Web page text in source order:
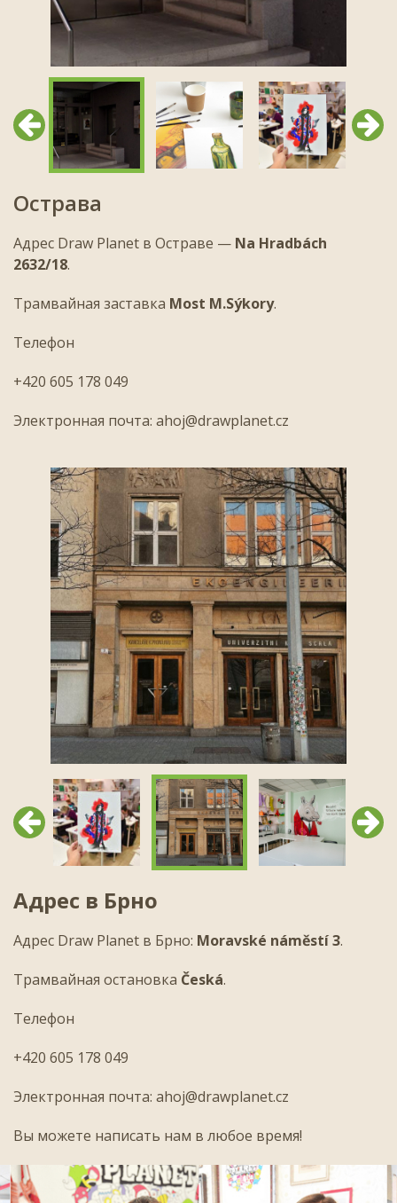
Предыдущий
Острава
Адрес Draw Planet в Остраве — Na Hradbách
2632/18.
Трамвайная заставка Most M.Sýkory.
Телефон
+420 605 178 049
Электронная почта: ahoj@drawplanet.cz
Предыдущий Следующий
Предыдущий
Адрес в Брно
Адрес Draw Planet в Брно: Moravské náměstí 3.
Трамвайная остановка Česká.
Телефон
+420 605 178 049
Электронная почта: ahoj@drawplanet.cz
Вы можете написать нам в любое время!